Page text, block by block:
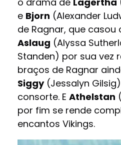
e Bjorn (Alexander
de Ragnar, que
Aslaug (Alyssa
Standen) por sua vez
braços de Ragnar
Siggy(Jessalyn
consorte. E Athelstan
por fim se rende
encantos Vikings.